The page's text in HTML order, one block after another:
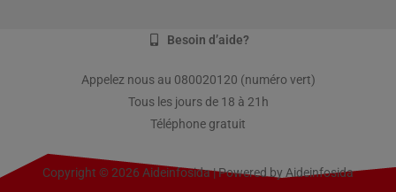
Besoin d’aide?
Appelez nous au 080020120 (numéro vert)
Tous les jours de 18 à 21h
Téléphone gratuit
Copyright © 2026 Aideinfosida | Powered by Aideinfosida